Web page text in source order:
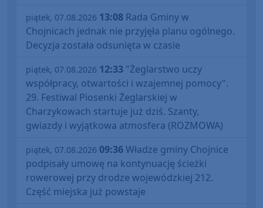
piątek, 07.08.2026 13:08 Rada Gminy w
Chojnicach jednak nie przyjęła planu ogólnego.
Decyzja została odsunięta w czasie
piątek, 07.08.2026 12:33 "Żeglarstwo uczy
współpracy, otwartości i wzajemnej pomocy".
29. Festiwal Piosenki Żeglarskiej w
Charzykowach startuje już dziś. Szanty,
gwiazdy i wyjątkowa atmosfera (ROZMOWA)
piątek, 07.08.2026 09:36Władze gminy Chojnice
podpisały umowę na kontynuację ścieżki
rowerowej przy drodze wojewódzkiej 212.
Część miejska już powstaje